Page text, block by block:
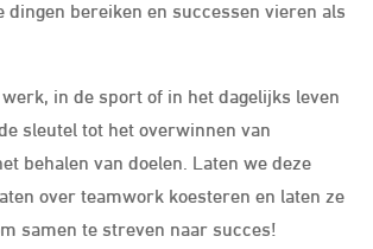
dingen bereiken en successen vieren als
in de sport of in het dagelijks leven
sleutel tot het overwinnen van
behalen van doelen. Laten we deze
over teamwork koesteren en laten ze
samen te streven naar succes!